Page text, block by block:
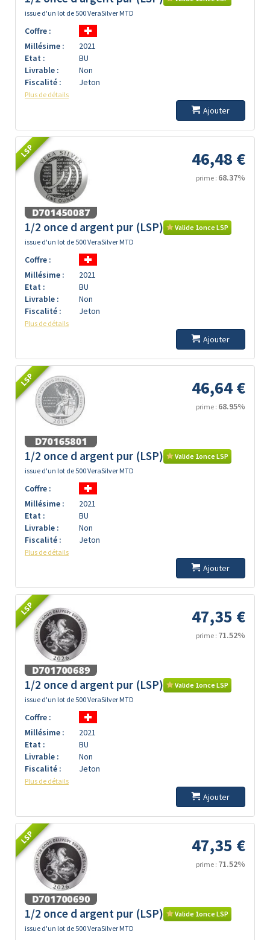
issue d'un lot de 500 VeraSilver MTD
Coffre :
Millésime :
2021
Etat :
BU
Livrable :
Non
Fiscalité :
Jeton
Plus de détails
Ajouter
LSP 46,48 €
prime : 68.37%
1/2 once d argent pur (LSP)
Valide 1once LSP
issue d'un lot de 500 VeraSilver MTD
Coffre :
Millésime :
2021
Etat :
BU
Livrable :
Non
Fiscalité :
Jeton
Plus de détails
Ajouter
LSP 46,64 €
prime : 68.95%
1/2 once d argent pur (LSP)
Valide 1once LSP
issue d'un lot de 500 VeraSilver MTD
Coffre :
Millésime :
2021
Etat :
BU
Livrable :
Non
Fiscalité :
Jeton
Plus de détails
Ajouter
LSP 47,35 €
prime : 71.52%
1/2 once d argent pur (LSP)
Valide 1once LSP
issue d'un lot de 500 VeraSilver MTD
Coffre :
Millésime :
2021
Etat :
BU
Livrable :
Non
Fiscalité :
Jeton
Plus de détails
Ajouter
LSP 47,35 €
prime : 71.52%
1/2 once d argent pur (LSP)
Valide 1once LSP
issue d'un lot de 500 VeraSilver MTD